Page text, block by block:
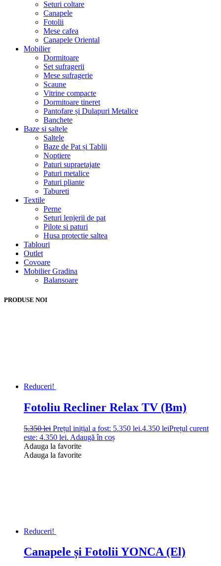
Seturi coltare
Canapele
Fotolii
Mese cafea
Canapele Oriental
Mobilier
Dormitoare
Set sufragerii
Mese sufragerie
Scaune
Vitrine compacte
Dormitoare tineret
Pantofare și Dulapuri Metalice
Banchete
Baze si saltele
Saltele
Baze de Pat și Tablii
Noptiere
Paturi supraetajate
Paturi metalice
Paturi pliante
Tabureti
Textile
Perne
Seturi lenjerii de pat
Pilote si paturi
Husa protectie saltea
Tablouri
Outlet
Covoare
Mobilier Gradina
Balansoare
PRODUSE NOI
Reduceri!
Fotoliu Recliner Relax TV (Bm)
5.350lei Prețul inițial a fost: 5.350 lei.4.350 leiPrețul curent
este: 4.350 lei. Adaugă în coș
Adauga la favorite
Adauga la favorite
Reduceri!
Canapele și Fotolii YONCA (El)